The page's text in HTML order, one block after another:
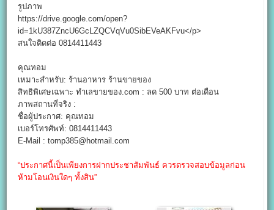
รูปภาพ
https://drive.google.com/open?
id=1kU387ZncU6GcLZQCVqVu0SibEVeAKFvu</p>
สนใจติดต่อ 0814411443
คุณทอม
เหมาะสำหรับ: ร้านอาหาร ร้านขายของ
สิทธิพิเศษเฉพาะ ทำเลขายของ.com : ลด 500 บาท ต่อเดือน
ภาพสถานที่จริง :
ชื่อผู้ประกาศ: คุณทอม
เบอร์โทรศัพท์: 0814411443
E-Mail : tomp385@hotmail.com
“ประกาศนี้เป็นเพียงการฝากประชาสัมพันธ์ ควรตรวจสอบข้อมูลก่อน
ห้ามโอนเงินใดๆ ทั้งสิน”